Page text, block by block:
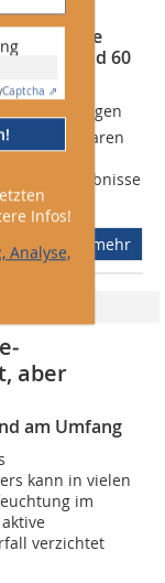
Captcha ⇗
Infos!
Analyse,
durch die
Strom und 60
N260, sparen
wir je
ersten Ergebnisse
weit...
mehr
aber
am Umfang
kann in vielen
im
verzichtet